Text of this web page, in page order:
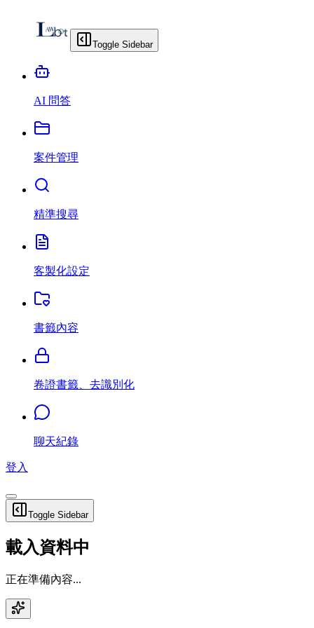
Toggle Sidebar
AI 問答
案件管理
精準搜尋
客製化設定
書籤內容
卷證書籤、去識別化
聊天紀錄
登入
Toggle Sidebar
載入資料中
正在準備內容...